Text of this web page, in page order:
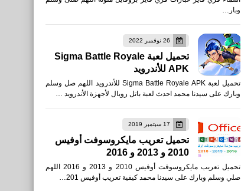
وبار…
26 نوفمبر 2022
تحميل لعبة Sigma Battle Royale
APK للأندرويد
تحميل لعبة Sigma Battle Royale APK للأندرويد اللهم صل وسلم
وبارك على سيدنا محمد احدث لعبة باتل رويال لأجهزة الأندرويد …
17 سبتمبر 2019
تحميل تعريب مايكروسوفت أوفيس
2010 و 2013 و 2016
تحميل تعريب مايكروسوفت أوفيس 2010 و 2013 و 2016 اللهم
صلي وسلم وبارك على سيدنا محمد كيفية تعريب أوفيس 201…
اخبار
جورج قرداحي ومسابقة مليونير